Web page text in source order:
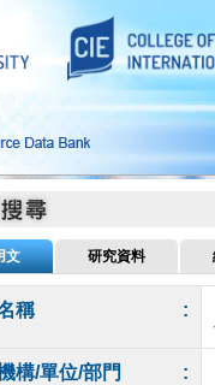
文 研究資料
稱 :
構/單位/部門 :